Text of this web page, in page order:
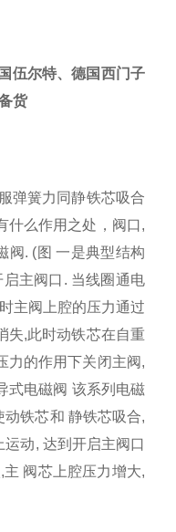
伍尔特、德国西门子
货
弹簧力同静铁芯吸合
什么作用之处，阀口,
阀. (图 一是典型结构
主阀口. 当线圈通电
主阀上腔的压力通过
失,此时动铁芯在自重
力的作用下关闭主阀,
式电磁阀 该系列电磁
铁芯和 静铁芯吸合,
动, 达到开启主阀口
阀芯上腔压力增大,